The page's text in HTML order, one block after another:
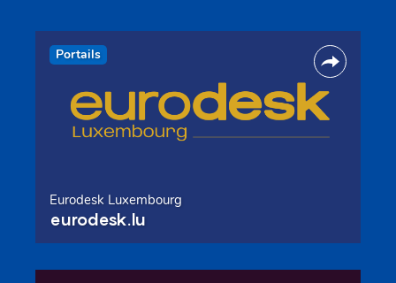
Portails
Eurodesk Luxembourg
eurodesk.lu